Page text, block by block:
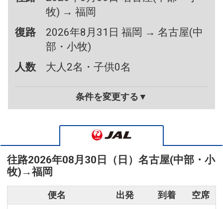
牧) → 福岡
復路
2026年8月31日 福岡 → 名古屋(中
部・小牧)
人数
大人2名・子供0名
条件を変更する▼
往路2026年08月30日（日） 名古屋(中部・小
牧) →福岡
便名 出発 到着 空席